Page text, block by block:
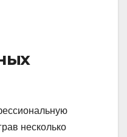
несколько